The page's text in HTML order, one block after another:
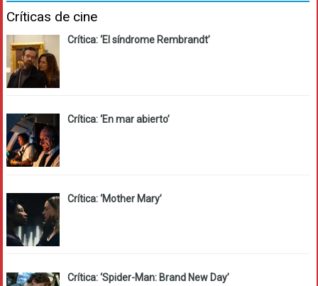
Críticas de cine
Crítica: ‘El síndrome Rembrandt’
Crítica: ‘En mar abierto’
Crítica: ‘Mother Mary’
Crítica: ‘Spider-Man: Brand New Day’